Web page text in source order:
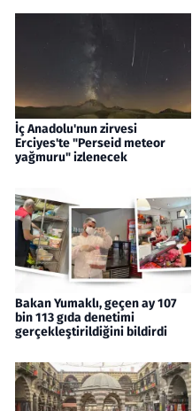
İç Anadolu'nun zirvesi
Erciyes'te "Perseid meteor
yağmuru" izlenecek
Bakan Yumaklı, geçen ay 107
bin 113 gıda denetimi
gerçekleştirildiğini bildirdi